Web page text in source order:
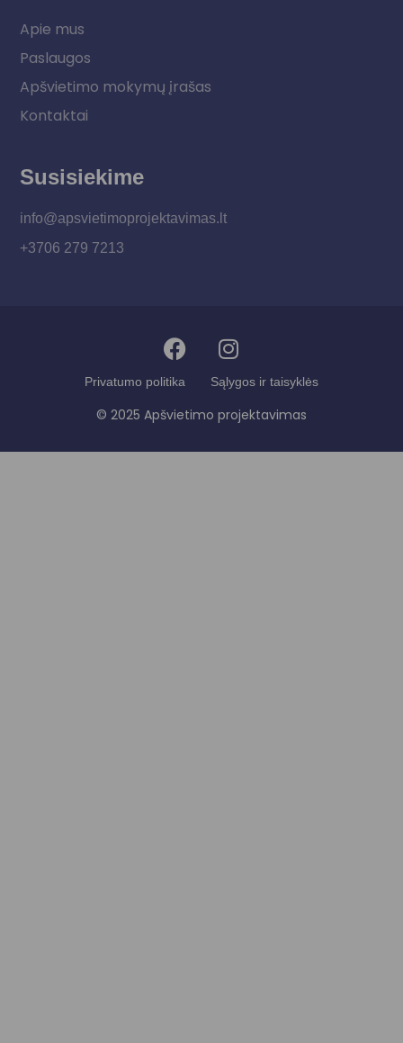
Apie mus
Paslaugos
Apšvietimo mokymų įrašas
Kontaktai
Susisiekime
info@apsvietimoprojektavimas.lt
+3706 279 7213
Privatumo politika Sąlygos ir taisyklės
© 2025 Apšvietimo projektavimas